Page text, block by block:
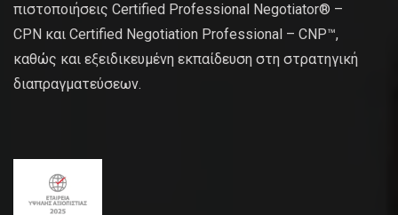
πιστοποιήσεις Certified Professional Negotiator® –
CPN και Certified Negotiation Professional – CNP™,
καθώς και εξειδικευμένη εκπαίδευση στη στρατηγική
διαπραγματεύσεων.